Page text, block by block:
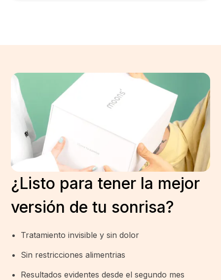
¿Listo para tener la mejor
versión de tu sonrisa?
Tratamiento invisible y sin dolor
Sin restricciones alimentrias
Resultados evidentes desde el segundo mes